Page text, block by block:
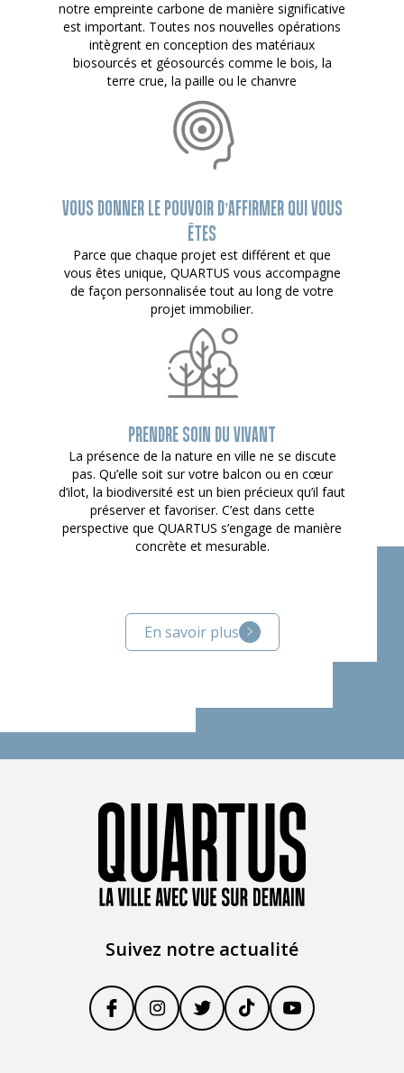
notre empreinte carbone de manière significative
est important. Toutes nos nouvelles opérations
intègrent en conception des matériaux
biosourcés et géosourcés comme le bois, la
terre crue, la paille ou le chanvre
VOUS DONNER LE POUVOIR D’AFFIRMER QUI VOUS
ÊTES
Parce que chaque projet est différent et que
vous êtes unique, QUARTUS vous accompagne
de façon personnalisée tout au long de votre
projet immobilier.
PRENDRE SOIN DU VIVANT
La présence de la nature en ville ne se discute
pas. Qu’elle soit sur votre balcon ou en cœur
d’ilot, la biodiversité est un bien précieux qu’il faut
préserver et favoriser. C’est dans cette
perspective que QUARTUS s’engage de manière
concrète et mesurable.
En savoir plus
Suivez notre actualité